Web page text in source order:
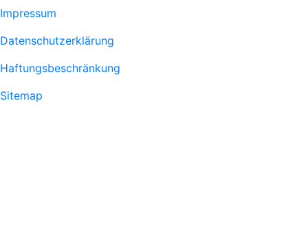
Impressum
Datenschutzerklärung
Haftungsbeschränkung
Sitemap